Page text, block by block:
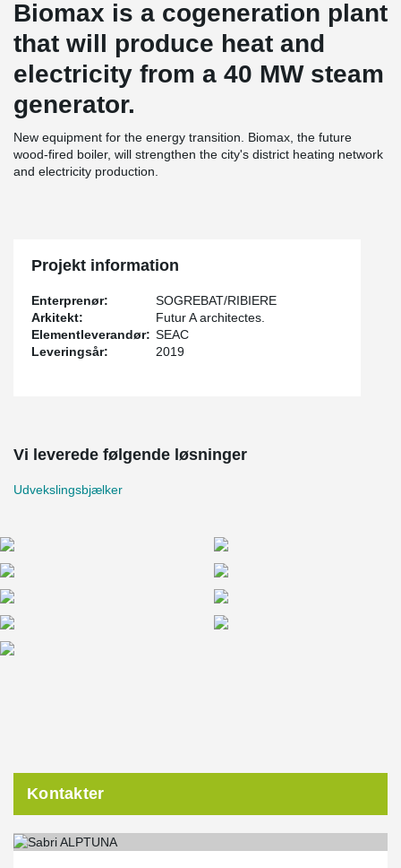
Biomax is a cogeneration plant
that will produce heat and
electricity from a 40 MW steam
generator.
New equipment for the energy transition. Biomax, the future
wood-fired boiler, will strengthen the city's district heating network
and electricity production.
Projekt information
Enterprenør:
SOGREBAT/RIBIERE
Arkitekt:
Futur A architectes.
Elementleverandør: SEAC
Leveringsår:
2019
Vi leverede følgende løsninger
Udvekslingsbjælker
Kontakter